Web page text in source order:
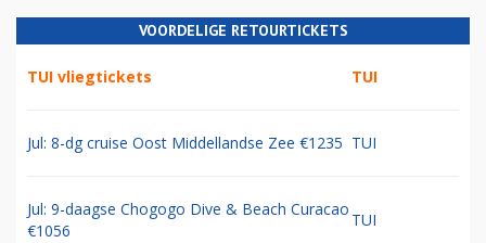
VOORDELIGE RETOURTICKETS
TUI vliegtickets TUI
Jul: 8-dg cruise Oost Middellandse Zee €1235 TUI
Jul: 9-daagse Chogogo Dive & Beach Curacao
€1056
TUI